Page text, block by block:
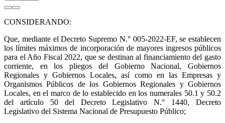
CONSIDERANDO:
Que, mediante el Decreto Supremo N.° 005-2022-EF, se establecen
los límites máximos de incorporación de mayores ingresos públicos
para el Año Fiscal 2022, que se destinan al financiamiento del gasto
corriente, en los pliegos del Gobierno Nacional, Gobiernos
Regionales y Gobiernos Locales, así como en las Empresas y
Organismos Públicos de los Gobiernos Regionales y Gobiernos
Locales, en el marco de lo establecido en los numerales 50.1 y 50.2
del artículo 50 del Decreto Legislativo N.° 1440, Decreto
Legislativo del Sistema Nacional de Presupuesto Público;